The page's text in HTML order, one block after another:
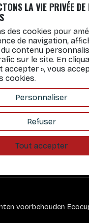
: 8h30-12h30 / 14h-
Herbruikbare bekers
links
betaling
voorbehouden
LA VIE PRIVÉE DE
des cookies pour
de navigation,
contenu
sur le site. En
accepter », vous
cookies.
Personnaliser
Refuser
Tout accepter